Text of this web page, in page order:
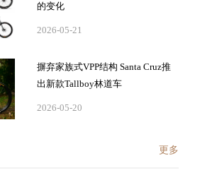
的变化
2026-05-21
摒弃家族式VPP结构 Santa Cruz推
出新款Tallboy林道车
2026-05-20
更多